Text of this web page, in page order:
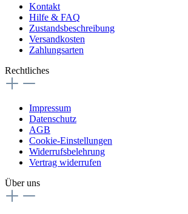
Kontakt
Hilfe & FAQ
Zustandsbeschreibung
Versandkosten
Zahlungsarten
Rechtliches
Impressum
Datenschutz
AGB
Cookie-Einstellungen
Widerrufsbelehrung
Vertrag widerrufen
Über uns